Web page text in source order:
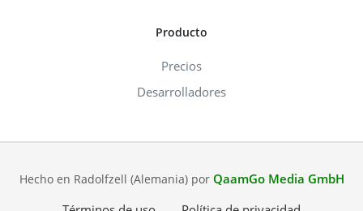
Producto
Precios
Desarrolladores
Hecho en Radolfzell (Alemania) por QaamGo Media GmbH